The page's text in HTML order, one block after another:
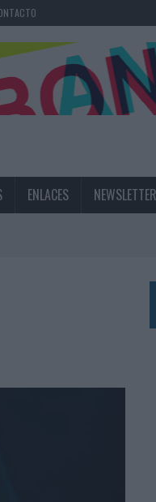
ENLACES NEWSLETTER
UTILIZADO